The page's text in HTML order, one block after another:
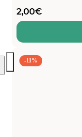
2,00€
-11%